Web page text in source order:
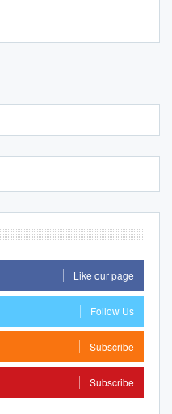
Like our page
Follow Us
Subscribe
Subscribe